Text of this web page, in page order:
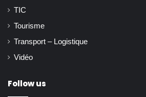
TIC
Tourisme
Transport – Logistique
Vidéo
Follow us